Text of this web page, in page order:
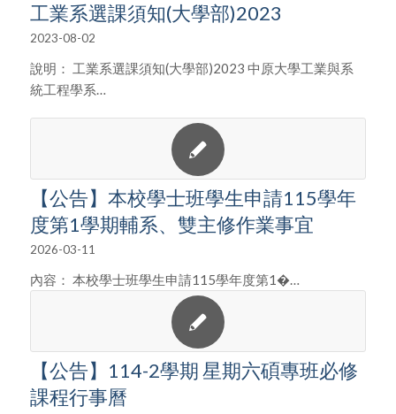
工業系選課須知(大學部)2023
2023-08-02
說明： 工業系選課須知(大學部)2023 中原大學工業與系
統工程學系…
【公告】本校學士班學生申請115學年
度第1學期輔系、雙主修作業事宜
2026-03-11
內容： 本校學士班學生申請115學年度第1�…
【公告】114-2學期 星期六碩專班必修
課程行事曆